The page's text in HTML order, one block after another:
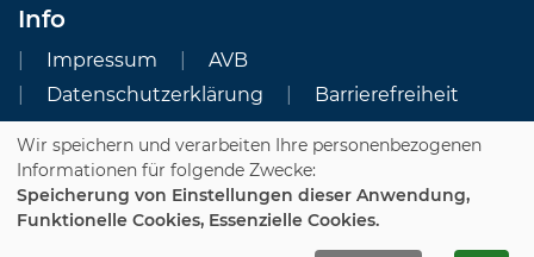
Info
Impressum
AVB
Datenschutzerklärung
Barrierefreiheit
Cookie Einstellungen
Dozenten-Login
Wir speichern und verarbeiten Ihre personenbezogenen
Informationen für folgende Zwecke:
Speicherung von Einstellungen dieser Anwendung,
Funktionelle Cookies, Essenzielle Cookies.